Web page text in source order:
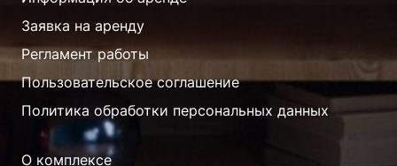
Заявка на аренду
Регламент работы
Пользовательское соглашение
Политика обработки персональных данных
О комплексе